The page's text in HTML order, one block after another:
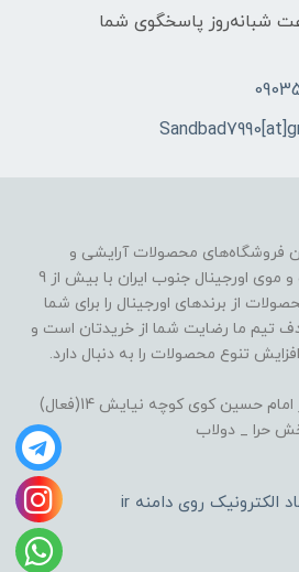
هفته ، ۲۴ ساعت شبانه‌روز پاسخگوی شما
فروشگاه‌های محصولات آرایشی و
بهداشتی ، مراقبت از پوست و موی اورجینال جنوب ایران با بیش از 9
از برندهای اورجینال را برای شما
تیم ما رضایت شما از خریدتان است و
تنوع محصولات را به دنبال دارد.
حسین کوی کوچه نیایش 14(فعال)
حرا _ دولاب